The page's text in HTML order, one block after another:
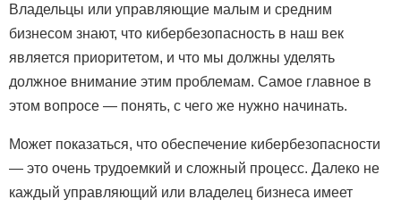
Владельцы или управляющие малым и средним
бизнесом знают, что кибербезопасность в наш век
является приоритетом, и что мы должны уделять
должное внимание этим проблемам. Самое главное в
этом вопросе — понять, с чего же нужно начинать.
Может показаться, что обеспечение кибербезопасности
— это очень трудоемкий и сложный процесс. Далеко не
каждый управляющий или владелец бизнеса имеет